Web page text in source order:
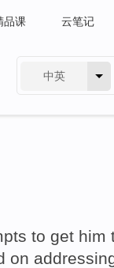
品课 云笔记
中英
to get him
on